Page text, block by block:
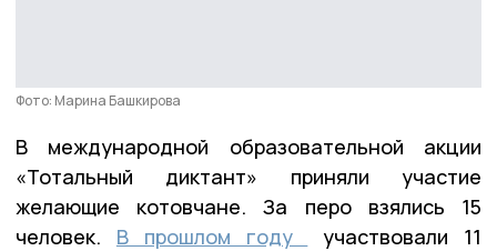
Фото: Марина Башкирова
В международной образовательной акции
«Тотальный диктант» приняли участие
желающие котовчане. За перо взялись 15
человек. В прошлом году
участвовали 11